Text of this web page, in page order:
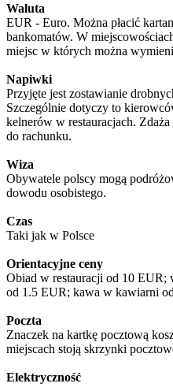
Waluta
EUR - Euro. Można płacić
bankomatów. W
miejsc w których można
Napiwki
Przyjęte jest zostawianie
Szczególnie dotyczy to
kelnerów w restauracjach.
do rachunku.
Wiza
Obywatele polscy mogą
dowodu osobistego.
Czas
Taki jak w Polsce
Orientacyjne ceny
Obiad w restauracji od 10
od 1.5 EUR; kawa w kawiarni
Poczta
Znaczek na kartkę pocztową
miejscach stoją skrzynki
Elektryczność